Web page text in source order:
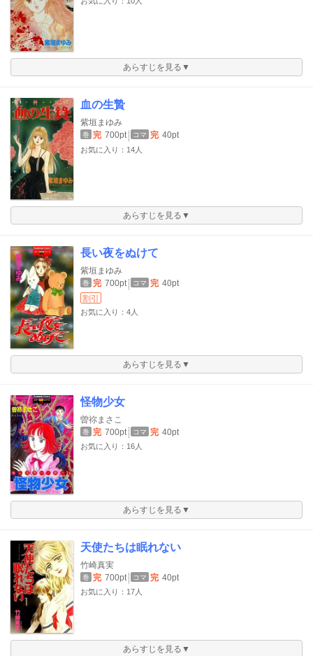
あらすじを見る▼
血の生贄
紫垣まゆみ
巻 完 700pt コマ 完 40pt
お気に入り：14人
あらすじを見る▼
長い夜をぬけて
紫垣まゆみ
巻 完 700pt コマ 完 40pt
割引
お気に入り：4人
あらすじを見る▼
怪物少女
曽祢まさこ
巻 完 700pt コマ 完 40pt
お気に入り：16人
あらすじを見る▼
天使たちは眠れない
竹崎真実
巻 完 700pt コマ 完 40pt
お気に入り：17人
あらすじを見る▼